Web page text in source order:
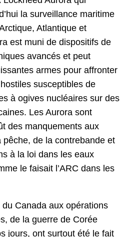
la surveillance maritime
Atlantique et
est muni de dispositifs de
avancés et peut
armes pour affronter
susceptibles de
à ogives nucléaires sur des
Les Aurora sont
des manquements aux
pêche, de la contrebande et
à la loi dans les eaux
le faisait l’ARC dans les
Canada aux opérations
de la guerre de Corée
jours, ont surtout été le fait